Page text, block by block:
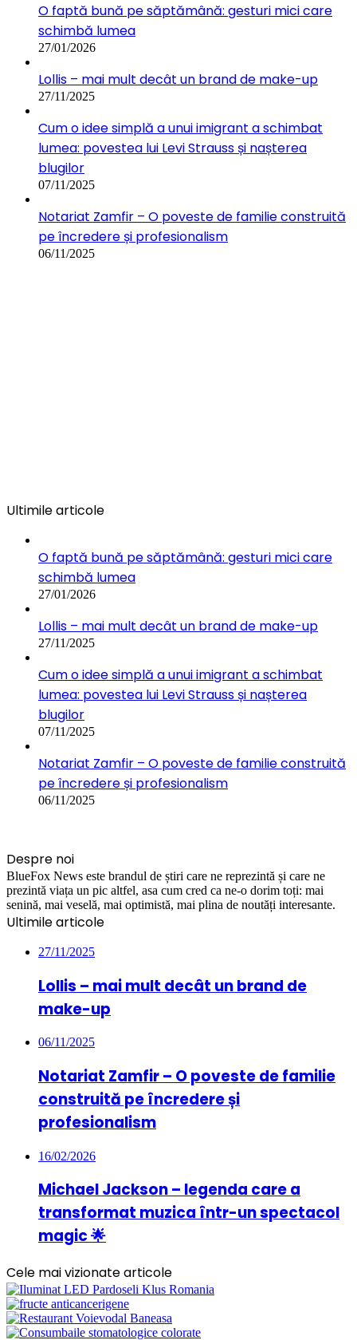
O faptă bună pe săptămână: gesturi mici care
schimbă lumea
27/01/2026
Lollis – mai mult decât un brand de make-up
27/11/2025
Cum o idee simplă a unui imigrant a schimbat
lumea: povestea lui Levi Strauss și nașterea
blugilor
07/11/2025
Notariat Zamfir – O poveste de familie construită
pe încredere și profesionalism
06/11/2025
Ultimile articole
O faptă bună pe săptămână: gesturi mici care
schimbă lumea
27/01/2026
Lollis – mai mult decât un brand de make-up
27/11/2025
Cum o idee simplă a unui imigrant a schimbat
lumea: povestea lui Levi Strauss și nașterea
blugilor
07/11/2025
Notariat Zamfir – O poveste de familie construită
pe încredere și profesionalism
06/11/2025
Despre noi
BlueFox News este brandul de știri care ne reprezintă și care ne
prezintă viața un pic altfel, asa cum cred ca ne-o dorim toți: mai
senină, mai veselă, mai optimistă, mai plina de noutăți interesante.
Ultimile articole
27/11/2025
Lollis – mai mult decât un brand de
make-up
06/11/2025
Notariat Zamfir – O poveste de familie
construită pe încredere și
profesionalism
16/02/2026
Michael Jackson – legenda care a
transformat muzica într-un spectacol
magic 🌟
Cele mai vizionate articole